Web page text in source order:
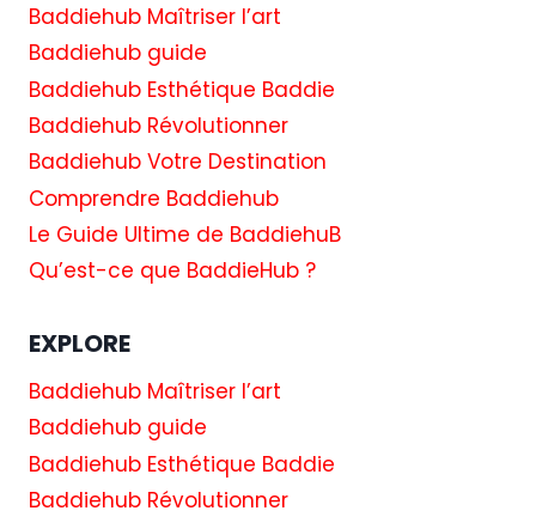
Baddiehub Maîtriser l’art
Baddiehub guide
Baddiehub Esthétique Baddie
Baddiehub Révolutionner
Baddiehub Votre Destination
Comprendre Baddiehub
Le Guide Ultime de BaddiehuB
Qu’est-ce que BaddieHub ?
EXPLORE
Baddiehub Maîtriser l’art
Baddiehub guide
Baddiehub Esthétique Baddie
Baddiehub Révolutionner